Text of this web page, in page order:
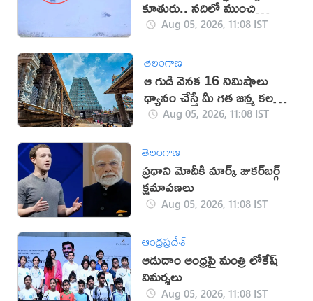
కూతురు.. నదిలో ముంచి
చంపిన తండ్రి
Aug 05, 2026, 11:08 IST
తెలంగాణ
ఆ గుడి వెనక 16 నిమిషాలు
ధ్యానం చేస్తే మీ గత జన్మ కలలో
కనిపిస్తుంది..!
Aug 05, 2026, 11:08 IST
తెలంగాణ
ప్రధాని మోదీకి మార్క్ జుకర్‌బర్గ్
క్షమాపణలు
Aug 05, 2026, 11:08 IST
ఆంధ్రప్రదేశ్
ఆడుదాం ఆంధ్ర‌పై మంత్రి లోకేష్
విమ‌ర్శ‌లు
Aug 05, 2026, 11:08 IST